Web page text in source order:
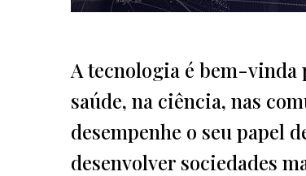
A tecnologia é bem-vinda
saúde, na ciência, nas
desempenhe o seu papel
desenvolver sociedades